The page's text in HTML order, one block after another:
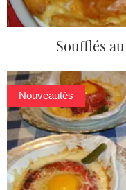
Soufflés
Nouveautés